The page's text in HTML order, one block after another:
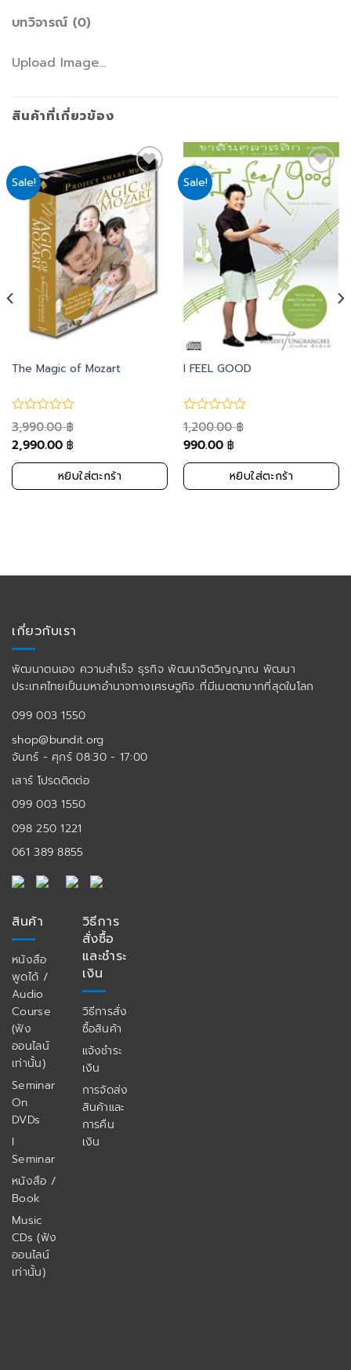
บทวิจารณ์ (0)
Upload Image...
สินค้าที่เกี่ยวข้อง
Sale!
Add
to
wishlist
The Magic of Mozart
3,990.00฿
2,990.00 ฿
หยิบใส่ตะกร้า
Sale!
Add
wishlist
I FEEL GOOD
1,200.00฿
990.00 ฿
หยิบใส่ตะกร้า
เกี่ยวกับเรา
พัฒนาตนเอง ความสำเร็จ ธุรกิจ พัฒนาจิตวิญญาณ พัฒนา
ประเทศไทยเป็นมหาอำนาจทางเศรษฐกิจ..ที่มีเมตตามากที่สุดในโลก
099 003 1550
shop@bundit.org
จันทร์ - ศุกร์ 08:30 - 17:00
เสาร์ โปรดติดต่อ
099 003 1550
098 250 1221
061 389 8855
สินค้า
หนังสือ
พูดได้ /
Audio
Course
(ฟัง
ออนไลน์
เท่านั้น)
Seminar
On
DVDs
I
Seminar
หนังสือ /
Book
Music
CDs (ฟัง
ออนไลน์
เท่านั้น)
วิธีการ
สั่งซื้อ
และชำระ
เงิน
วิธีการสั่ง
ซื้อสินค้า
แจ้งชำระ
เงิน
การจัดส่ง
สินค้าและ
การคืน
เงิน